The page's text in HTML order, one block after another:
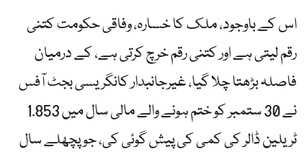
اس کے باوجود، ملک کا خسارہ، وفاقی حکومت کتنی
رقم لیتی ہے اور کتنی رقم خرچ کرتی ہے، کے درمیان
فاصلہ بڑھتا چلا گیا، غیرجانبدار کانگریسی بجٹ آفس
نے 30 ستمبر کو ختم ہونے والے مالی سال میں 1.853
ٹریلین ڈالر کی کمی کی پیش گوئی کی، جو پچھلے سال